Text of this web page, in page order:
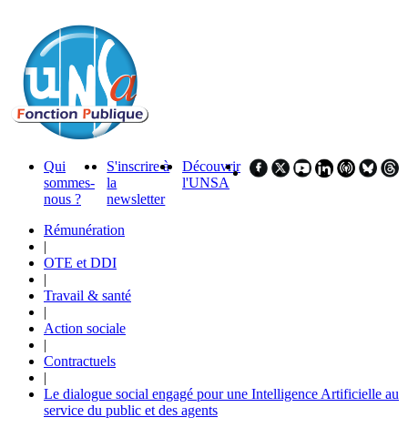
Qui
sommes-
nous ?
S'inscrire à
la
newsletter
Découvrir
l'UNSA
Rémunération
|
OTE et DDI
|
Travail & santé
|
Action sociale
|
Contractuels
|
Le dialogue social engagé pour une Intelligence Artificielle au
service du public et des agents